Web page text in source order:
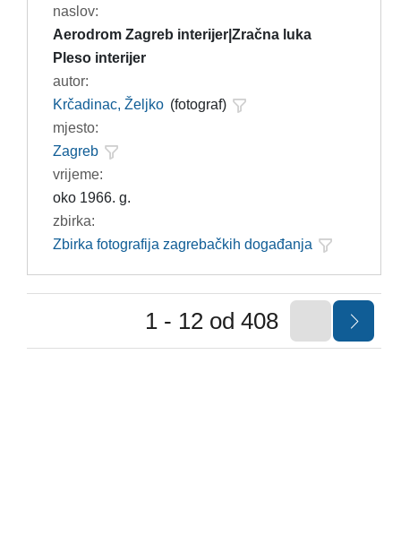
naslov:
Aerodrom Zagreb interijer|Zračna luka
Pleso interijer
autor:
Krčadinac, Željko (fotograf)
mjesto:
Zagreb
vrijeme:
oko 1966. g.
zbirka:
Zbirka fotografija zagrebačkih događanja
1 - 12 od 408